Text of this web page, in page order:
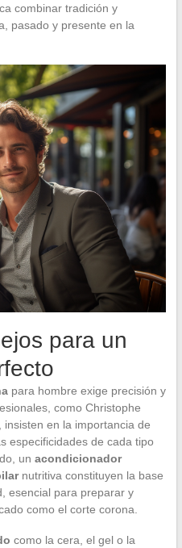
combinar tradición y
pasado y presente en la
para un
para hombre exige precisión y
como Christophe
en la importancia de
especificidades de cada tipo
un acondicionador
nutritiva constituyen la base
esencial para preparar y
como el corte corona.
como la cera, el gel o la